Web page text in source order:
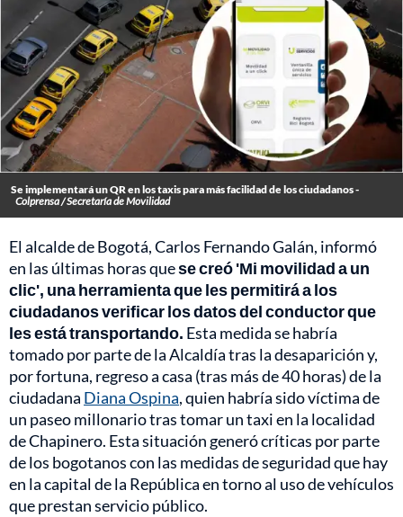
Se implementará un QR en los taxis para más facilidad de los ciudadanos -
Colprensa / Secretaría de Movilidad
El alcalde de Bogotá, Carlos Fernando Galán, informó
en las últimas horas quese creó 'Mi movilidad a un
clic', una herramienta que les permitirá a los
ciudadanos verificar los datos del conductor que
les está transportando. Esta medida se habría
tomado por parte de la Alcaldía tras la desaparición y,
por fortuna, regreso a casa (tras más de 40 horas) de la
ciudadana Diana Ospina, quien habría sido víctima de
un paseo millonario tras tomar un taxi en la localidad
de Chapinero. Esta situación generó críticas por parte
de los bogotanos con las medidas de seguridad que hay
en la capital de la República en torno al uso de vehículos
que prestan servicio público.